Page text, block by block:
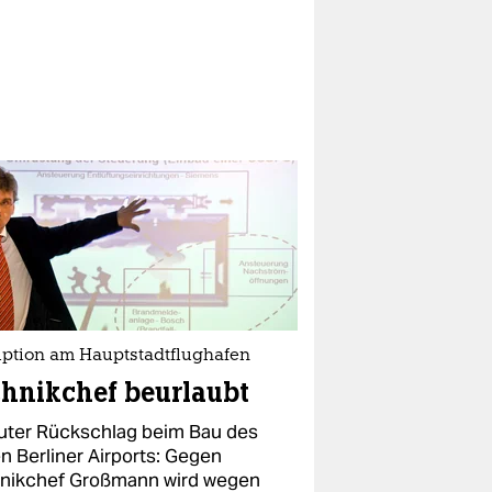
am Hauptstadtflughafen
beurlaubt
Rückschlag beim Bau des
Berliner Airports: Gegen
Großmann wird wegen